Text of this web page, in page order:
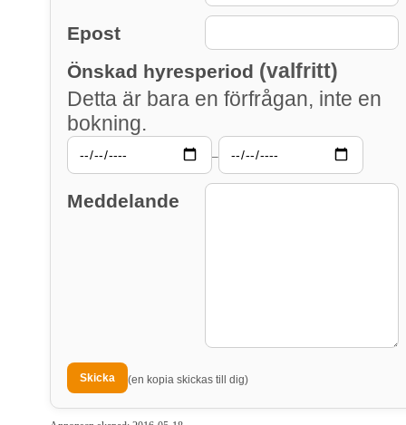
Epost
Önskad hyresperiod (valfritt)
Detta är bara en förfrågan, inte en
bokning.
–
Meddelande
(en kopia skickas till dig)